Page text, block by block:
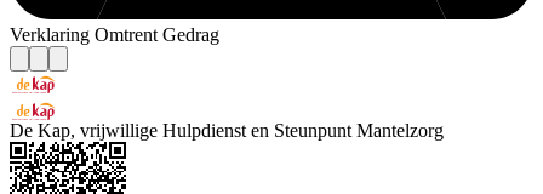
Verklaring Omtrent Gedrag
De Kap, vrijwillige Hulpdienst en Steunpunt Mantelzorg